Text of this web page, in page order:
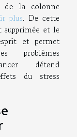
de la colonne
plus. De cette
supprimée et le
et permet
problèmes
détend
du stress